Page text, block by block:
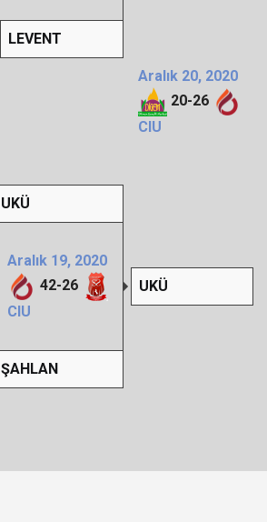
Aralık 20, 2020
20-26
CIU
LEVENT
UKÜ
Aralık 19, 2020
42-26
CIU
UKÜ
ŞAHLAN